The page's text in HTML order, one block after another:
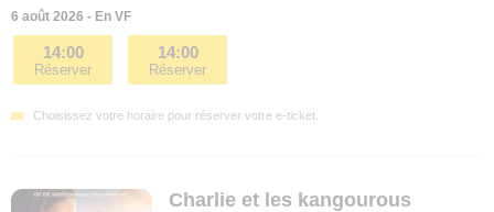
6 août 2026 - En VF
14:00
Réserver
14:00
Réserver
Choisissez votre horaire pour réserver votre e-ticket.
Charlie et les kangourous